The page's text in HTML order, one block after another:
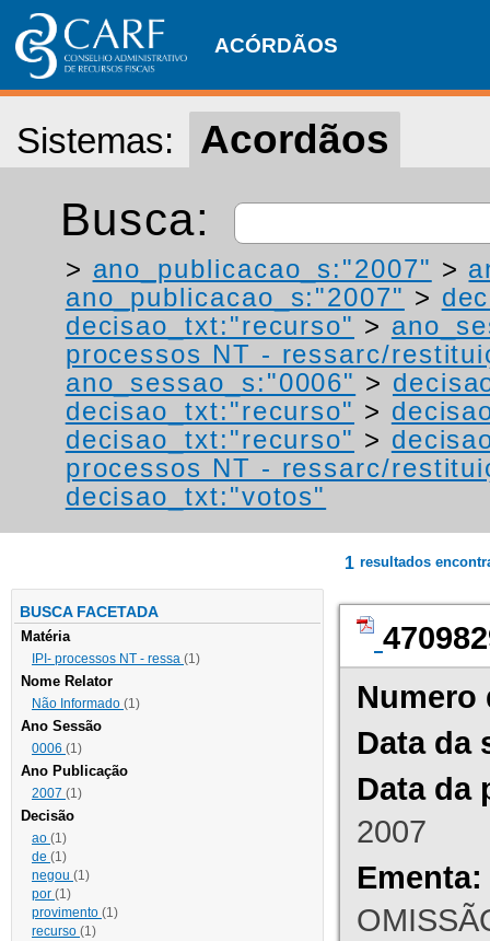
ACÓRDÃOS
Sistemas: Acordãos
Busca:
> ano_publicacao_s:"2007" >
ano_publicacao_s:"2007" >
decisao_txt:"recurso" >
processos NT - ressarc/
ano_sessao_s:"0006" >
decisao_txt:"recurso" >
decisao_txt:"recurso" >
processos NT - ressarc/
decisao_txt:"votos"
BUSCA FACETADA
Matéria
IPI- processos NT - ressa (1)
Nome Relator
Não Informado (1)
Ano Sessão
0006 (1)
Ano Publicação
2007 (1)
Decisão
ao (1)
de (1)
negou (1)
por (1)
provimento (1)
recurso (1)
1 resultados
Numero
Data da
Data da
2007
Ementa: